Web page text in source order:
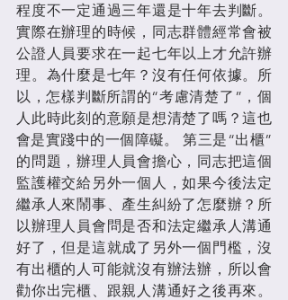
程度不一定通過三年還是十年去判斷。
實際在辦理的時候，同志群體經常會被
公證人員要求在一起七年以上才允許辦
理。為什麼是七年？沒有任何依據。所
以，怎樣判斷所謂的“考慮清楚了”，個
人此時此刻的意願是想清楚了嗎？這也
會是實踐中的一個障礙。 第三是“出櫃”
的問題，辦理人員會擔心，同志把這個
監護權交給另外一個人，如果今後法定
繼承人來鬧事、產生糾紛了怎麼辦？所
以辦理人員會問是否和法定繼承人溝通
好了，但是這就成了另外一個門檻，沒
有出櫃的人可能就沒有辦法辦，所以會
勸你出完櫃、跟親人溝通好之後再來。